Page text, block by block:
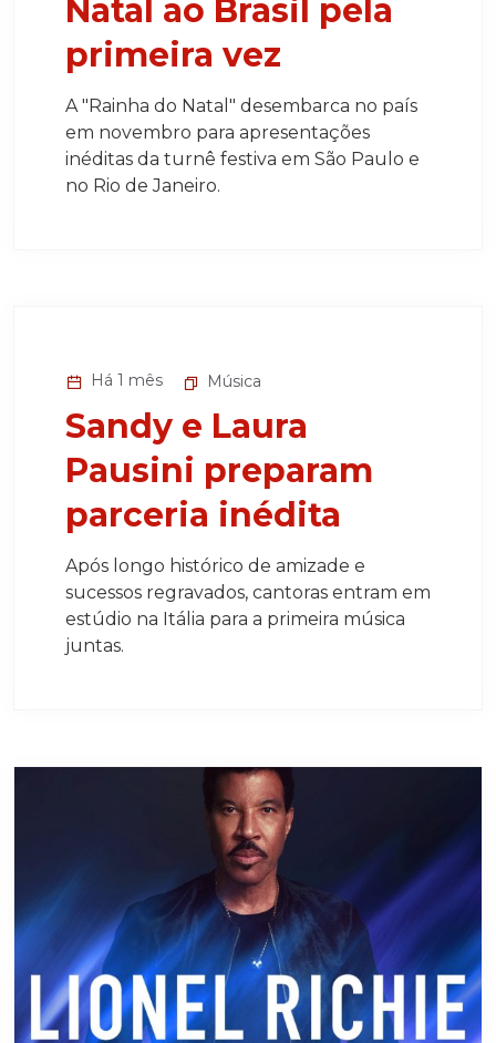
Natal ao Brasil pela
primeira vez
A "Rainha do Natal" desembarca no país
em novembro para apresentações
inéditas da turnê festiva em São Paulo e
no Rio de Janeiro.
Há 1 mês Música
Sandy e Laura
Pausini preparam
parceria inédita
Após longo histórico de amizade e
sucessos regravados, cantoras entram em
estúdio na Itália para a primeira música
juntas.